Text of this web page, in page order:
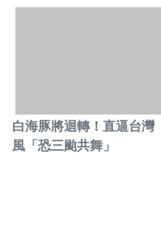
白海豚將迴轉！直逼台
風「恐三颱共舞」